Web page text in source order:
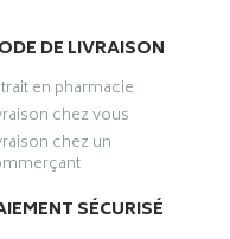
DE LIVRAISON
en pharmacie
chez vous
chez un
SÉCURISÉ